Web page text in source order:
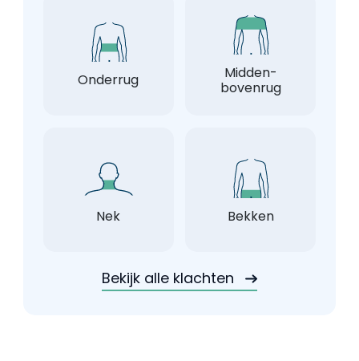
Onderrug
Midden-
bovenrug
Nek Bekken
Bekijk alle klachten